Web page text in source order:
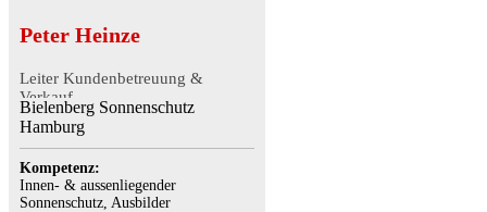
Peter Heinze
Leiter Kundenbetreuung &
Verkauf
Bielenberg Sonnenschutz
Hamburg
Kompetenz:
Innen- & aussenliegender
Sonnenschutz, Ausbilder